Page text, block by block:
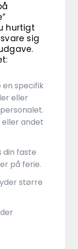
hurtigt
sig
en specifik
eller
andet
din faste
på ferie.
større